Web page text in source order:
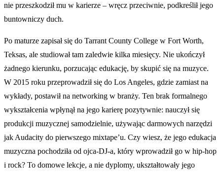
nie przeszkodził mu w karierze – wręcz przeciwnie, podkreślił jego
buntowniczy duch.
Po maturze zapisał się do Tarrant County College w Fort Worth,
Teksas, ale studiował tam zaledwie kilka miesięcy. Nie ukończył
żadnego kierunku, porzucając edukację, by skupić się na muzyce.
W 2015 roku przeprowadził się do Los Angeles, gdzie zamiast na
wykłady, postawił na networking w branży. Ten brak formalnego
wykształcenia wpłynął na jego karierę pozytywnie: nauczył się
produkcji muzycznej samodzielnie, używając darmowych narzędzi
jak Audacity do pierwszego mixtape’u. Czy wiesz, że jego edukacja
muzyczna pochodziła od ojca-DJ-a, który wprowadził go w hip-hop
i rock? To domowe lekcje, a nie dyplomy, ukształtowały jego